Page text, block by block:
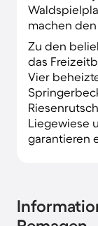
machen
Zu den
das
Vier
Liegewiese
garantieren